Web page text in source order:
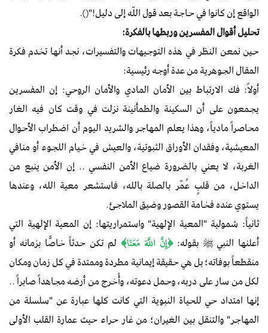
الواقع إن كانوا في حاجة بعد قول اللّه إلى دليل!"().
تحليل أقوال المفسرين وربطها بالفكرة:
حين نمعن النظر في هذه التوجيهات والتفسيرات، نجد أنها تخدم فكرة
المقال الجوهرية من عدة أوجه رئيسية:
أولاً: فك الارتباط بين الأمان المادي والأمان الروحي: إن المفسرين
يجمعون على أن السكينة والطمأنينة نزلت في وقت كان فيه الغار
محاصراً مادياً، وهذا يعلم المهاجر والشريد اليوم أن اضطراب الأحوال
المعيشية، وفقدان الأوراق الثبوتية، والعيش في خيام اللجوء أو منافي
الغربة، لا يعني بالضرورة ضياع الأمن النفسي .. إن الأمن ينبع من
الداخل، من قلبٍ عُمّر بالصلة بالله، فاستشعر معية الله، وعندها
يستوي عنده فخامة القصور وضيق الملاجئ.
ثانياً: شمولية "المعية الإلهية" واستمراريتها: إن المعية الإلهية التي
أعلنها النبي ﷺ بقوله:﴿إِنَّ اللَّهَ مَعَنَا﴾ لم تكن حدثاً خاصًّا بزمانه أو
منقطعاً بوفاته؛ بل هي حقيقة إيمانية مطردة وممتدة في كل زمان ومكان
لكل من سار على دربه، وحمل دعوته، وأُخرج من أرضه مجاهداً صابراً ..
إنها امتداد حي للحياة النبوية التي كانت كلها عبارة عن "سلسلة من
المهاجر" والتنقل بين الغيران؛ من غار حراء حيث عمارة القلب الأولى